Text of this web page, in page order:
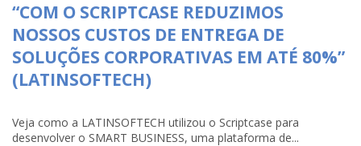
“COM O SCRIPTCASE REDUZIMOS
NOSSOS CUSTOS DE ENTREGA DE
SOLUÇÕES CORPORATIVAS EM ATÉ 80%”
(LATINSOFTECH)
Veja como a LATINSOFTECH utilizou o Scriptcase para
desenvolver o SMART BUSINESS, uma plataforma de...